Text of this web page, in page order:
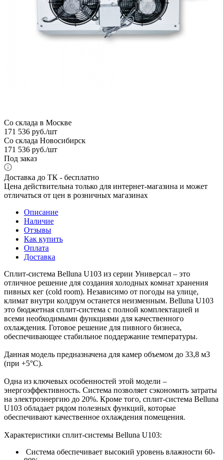
Со склада в Москве
171 536 руб./шт
Со склада Новосибирск
171 536 руб./шт
Под заказ
Доставка до ТК - бесплатно
Цена действительна только для интернет-магазина и может
отличаться от цен в розничных магазинах
Описание
Наличие
Отзывы
Как купить
Оплата
Доставка
Сплит-система Belluna U103 из серии Универсал – это
отличное решение для создания холодных комнат хранения
пивных кег (cold room). Независимо от погоды на улице,
климат внутри колдрум останется неизменным. Belluna U103
это бюджетная сплит-система с полной комплектацией и
всеми необходимыми функциями для качественного
охлаждения. Готовое решение для пивного бизнеса,
обеспечивающее стабильное поддержание температуры.
Данная модель предназначена для камер объемом до 33,8 м3
(при +5°С).
Одна из ключевых особенностей этой модели –
энергоэффективность. Система позволяет сэкономить затраты
на электроэнергию до 20%. Кроме того, сплит-система Belluna
U103 обладает рядом полезных функций, которые
обеспечивают качественное охлаждения помещения.
Характеристики сплит-системы Belluna U103:
Система обеспечивает высокий уровень влажности 60-